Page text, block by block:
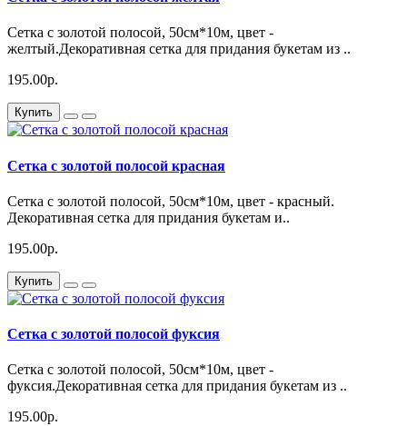
Сетка с золотой полосой, 50см*10м, цвет -
желтый.Декоративная сетка для придания букетам из ..
195.00р.
Купить
Сетка с золотой полосой красная
Сетка с золотой полосой, 50см*10м, цвет - красный.
Декоративная сетка для придания букетам и..
195.00р.
Купить
Сетка с золотой полосой фуксия
Сетка с золотой полосой, 50см*10м, цвет -
фуксия.Декоративная сетка для придания букетам из ..
195.00р.